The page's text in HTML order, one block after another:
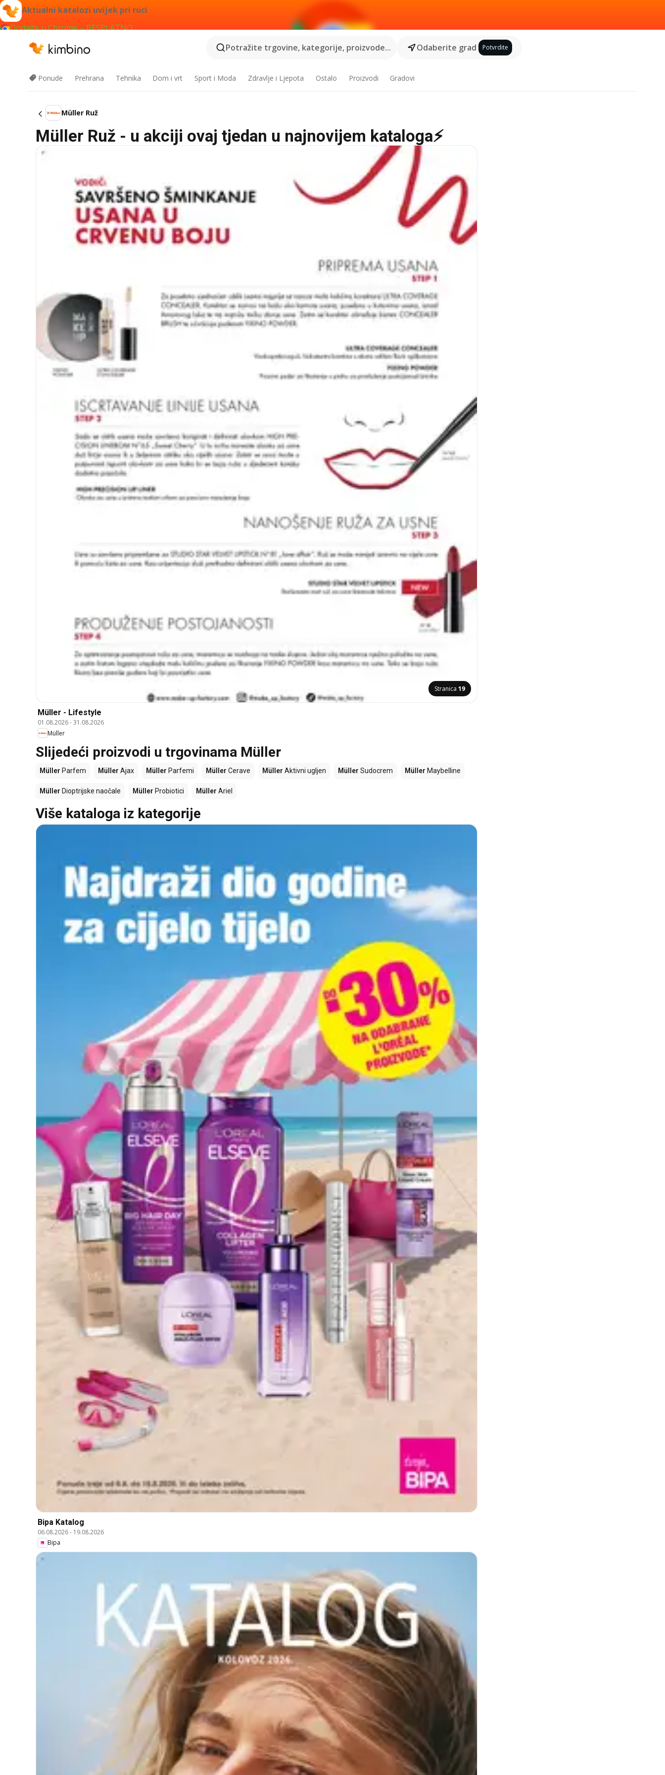
Aktualni katalozi uvijek pri ruci
Dodajte u Chrome – BESPLATNO
Potražite trgovine, kategorije, proizvode...
Odaberite grad Potvrdite
Ponude Prehrana Tehnika Dom i vrt Sport i Moda Zdravlje i Ljepota Ostalo Proizvodi Gradovi
Müller Ruž
Müller Ruž - u akciji ovaj tjedan u najnovijem kataloga⚡
Stranica 19
Müller - Lifestyle
01.08.2026-31.08.2026
Müller
Slijedeći proizvodi u trgovinama Müller
Müller Parfem Müller Ajax Müller Parfemi Müller Cerave Müller Aktivni ugljen Müller Sudocrem Müller Maybelline
Müller Dioptrijske naočale Müller Probiotici Müller Ariel
Više kataloga iz kategorije
Bipa Katalog
06.08.2026- 19.08.2026
Bipa